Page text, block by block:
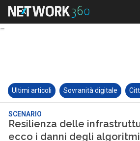
Ultimi articoli Sovranità digitale
SCENARIO
Resilienza delle
ecco i danni degli algoritmi